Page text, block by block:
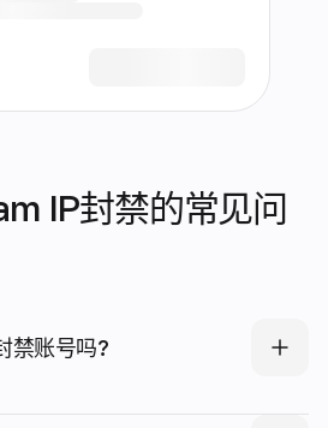
IP封禁的常见问
禁账号吗?